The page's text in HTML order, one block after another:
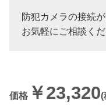
防犯カメラの接続
お気軽にご相談くだ
価格 ￥23,320(